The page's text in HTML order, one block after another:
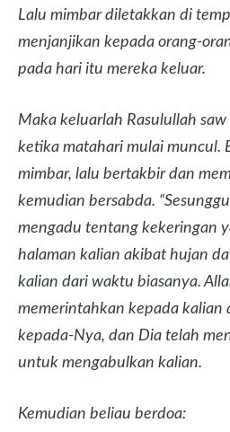
Lalu mimbar diletakkan di
menjanjikan kepada orang-
pada hari itu mereka keluar.
Maka keluarlah Rasulullah
ketika matahari mulai muncul.
mimbar, lalu bertakbir dan
kemudian bersabda.
mengadu tentang kekeringan
halaman kalian akibat hujan
kalian dari waktu biasanya.
memerintahkan kepada kalian
kepada-Nya, dan Dia telah
untuk mengabulkan kalian.
Kemudian beliau berdoa: